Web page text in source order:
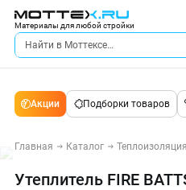
Материалы для любой стройки
Акции Подборки товаров
Главная Каталог Теплоизоляция
Утеплитель FIRE